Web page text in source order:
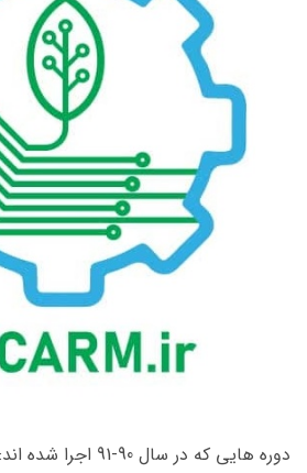
دوره هایی که در سال 90-91 اجرا شده اند: